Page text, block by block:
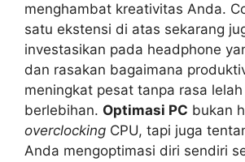
menghambat kreativitas Anda.
satu ekstensi di atas sekarang
investasikan pada headphone
dan rasakan bagaimana
meningkat pesat tanpa rasa lelah
berlebihan. Optimasi PC bukan
overclocking CPU, tapi juga
Anda mengoptimasi diri sendiri